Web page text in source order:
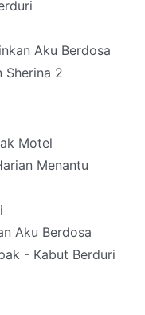
Aku Berdosa
Sherina 2
Motel
Menantu
Aku Berdosa
- Kabut Berduri